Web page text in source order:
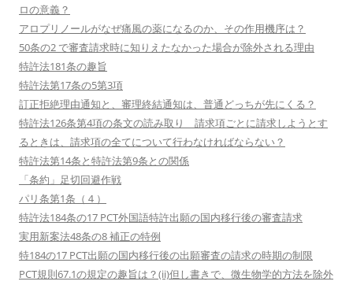
ロの意義？
アロプリノールがなぜ痛風の薬になるのか、その作用機序は？
50条の2 で審査請求時に知りえたなかった場合が除外される理由
特許法181条の趣旨
特許法第17条の5第3項
訂正拒絶理由通知と、審理終結通知は、普通どっちが先にくる？
特許法126条第4項の条文の読み取り 請求項ごとに請求しようとす
るときは、請求項の全てについて行わなければならない？
特許法第14条と特許法第9条との関係
「条約」足切回避作戦
パリ条第1条（４）
特許法184条の17 PCT外国語特許出願の国内移行後の審査請求
実用新案法48条の8 補正の特例
特184の17 PCT出願の国内移行後の出願審査の請求の時期の制限
PCT規則67.1の規定の趣旨は？(ii)但し書きで、微生物学的方法を除外